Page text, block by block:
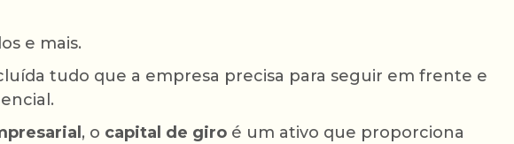
e mais.
tudo que a empresa precisa para seguir em frente e
, o capital de giroé um ativo que proporciona